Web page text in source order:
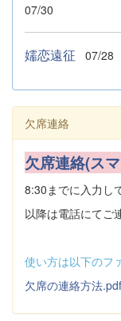
07/30
嬬恋遠征 07/28
欠席連絡
欠席連絡(ス
8:30までに入力し
以降は電話にてご
使い方は以下のフ
欠席の連絡方法.pdf